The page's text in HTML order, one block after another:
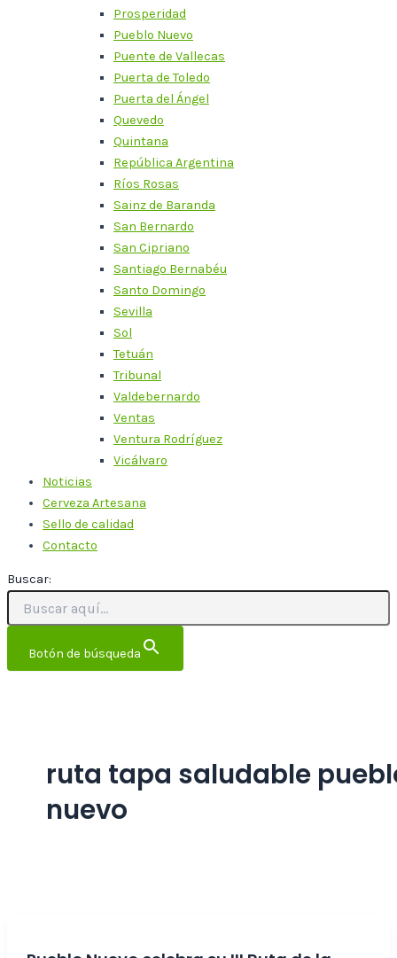
Prosperidad
Pueblo Nuevo
Puente de Vallecas
Puerta de Toledo
Puerta del Ángel
Quevedo
Quintana
República Argentina
Ríos Rosas
Sainz de Baranda
San Bernardo
San Cipriano
Santiago Bernabéu
Santo Domingo
Sevilla
Sol
Tetuán
Tribunal
Valdebernardo
Ventas
Ventura Rodríguez
Vicálvaro
Noticias
Cerveza Artesana
Sello de calidad
Contacto
Buscar:
Botón de búsqueda
ruta tapa saludable
nuevo